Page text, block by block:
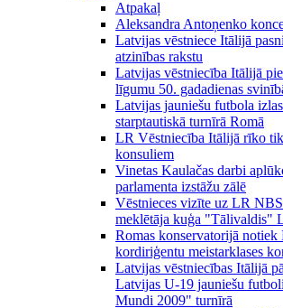
Atpakaļ
Aleksandra Antoņenko
Latvijas vēstniece Itālijā
atzinības rakstu
Latvijas vēstniecība Itālijā
līgumu 50. gadadienas
Latvijas jauniešu futbola
starptautiskā turnīrā Romā
LR Vēstniecība Itālijā rīko
konsuliem
Vinetas Kaulačas darbi
parlamenta izstāžu zālē
Vēstnieces vizīte uz LR
meklētāja kuģa "Tālivaldis"
Romas konservatorijā notiek
kordiriģentu meistarklases
Latvijas vēstniecības Itālijā
Latvijas U-19 jauniešu
Mundi 2009" turnīrā